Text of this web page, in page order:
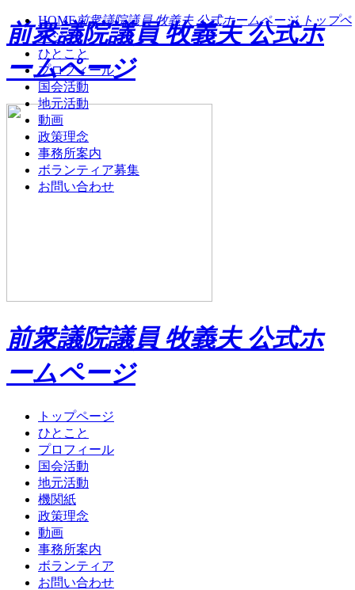
前衆議院議員 牧義夫 公式ホ
ームページ
前衆議院議員 牧義夫 公式ホ
ームページ
トップページ
ひとこと
プロフィール
国会活動
地元活動
機関紙
政策理念
動画
事務所案内
ボランティア
お問い合わせ
HOME前衆議院議員 牧義夫 公式ホームページ トップペ
ージ
ひとこと
プロフィール
国会活動
地元活動
動画
政策理念
事務所案内
ボランティア募集
お問い合わせ